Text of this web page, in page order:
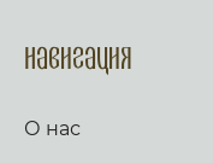
Навигация
О нас